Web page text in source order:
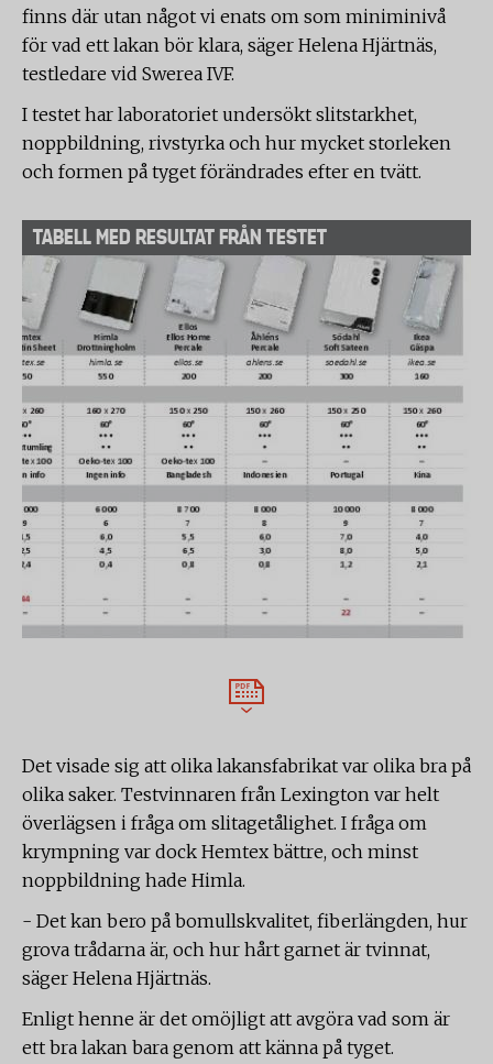
finns där utan något vi enats om som miniminivå
för vad ett lakan bör klara, säger Helena Hjärtnäs,
testledare vid Swerea IVF.
I testet har laboratoriet undersökt slitstarkhet,
noppbildning, rivstyrka och hur mycket storleken
och formen på tyget förändrades efter en tvätt.
TABELL MED RESULTAT FRÅN TESTET
Det visade sig att olika lakansfabrikat var olika bra på
olika saker. Testvinnaren från Lexington var helt
överlägsen i fråga om slitagetålighet. I fråga om
krympning var dock Hemtex bättre, och minst
noppbildning hade Himla.
- Det kan bero på bomullskvalitet, fiberlängden, hur
grova trådarna är, och hur hårt garnet är tvinnat,
säger Helena Hjärtnäs.
Enligt henne är det omöjligt att avgöra vad som är
ett bra lakan bara genom att känna på tyget.